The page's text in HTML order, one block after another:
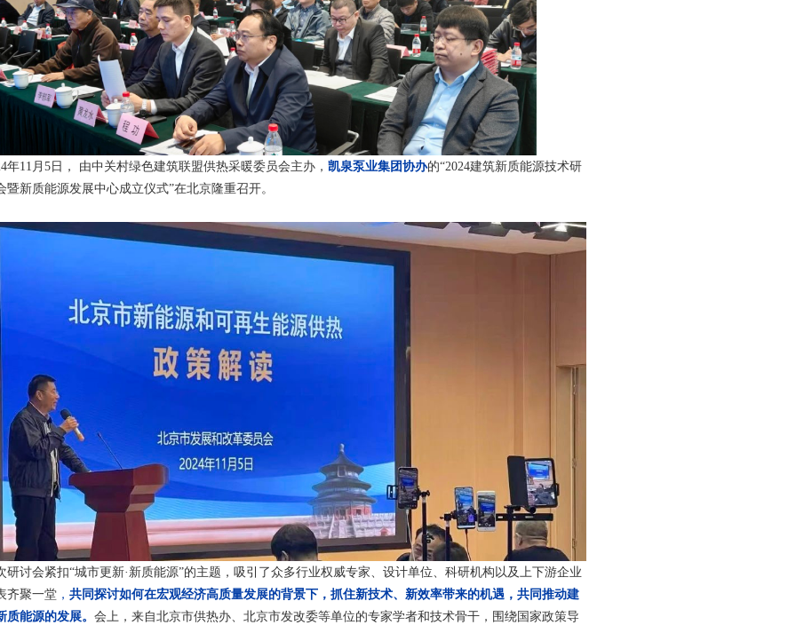
年11月5日， 由中关村绿色建筑联盟供热采暖委员会主办， 凯泉泵业集团协办的“2024建筑新质能源技术研
暨新质能源发展中心成立仪式”在北京隆重召开。
研讨会紧扣“城市更新·新质能源”的主题，吸引了众多行业权威专家、设计单位、科研机构以及上下游企业
齐聚一堂 ， 共同探讨如何在宏观经济高质量发展的背景下，抓住新技术、新效率带来的机遇，共同推动建
质能源的发展。 会上，来自北京市供热办、北京市发改委等单位的专家学者和技术骨干，围绕国家政策导